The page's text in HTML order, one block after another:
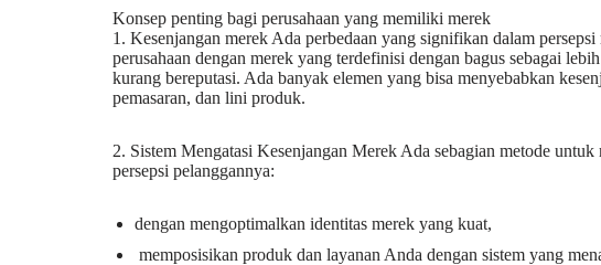
Konsep penting bagi perusahaan yang memiliki merek
1. Kesenjangan merek Ada perbedaan yang signifikan dalam
perusahaan dengan merek yang terdefinisi dengan bagus sebagai
kurang bereputasi. Ada banyak elemen yang bisa menyebabkan
pemasaran, dan lini produk.
2. Sistem Mengatasi Kesenjangan Merek Ada sebagian metode untuk
persepsi pelanggannya:
dengan mengoptimalkan identitas merek yang kuat,
memposisikan produk dan layanan Anda dengan sistem yang